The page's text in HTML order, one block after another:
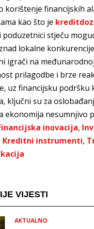
korištenje financijskih
kao što je
stječu
lokalne
igrači na
prilagodbe i brze
uz financijsku podršku
ključni su za
ekonomija nesumnjivo
inovacija,
Kreditni instrumenti,
VIJESTI
AKTUALNO